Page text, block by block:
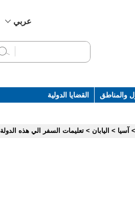
عربي
English
والمناطق
القضايا الدولية
> آسيا > اليابان > تعليمات السفر الي هذه الدولة